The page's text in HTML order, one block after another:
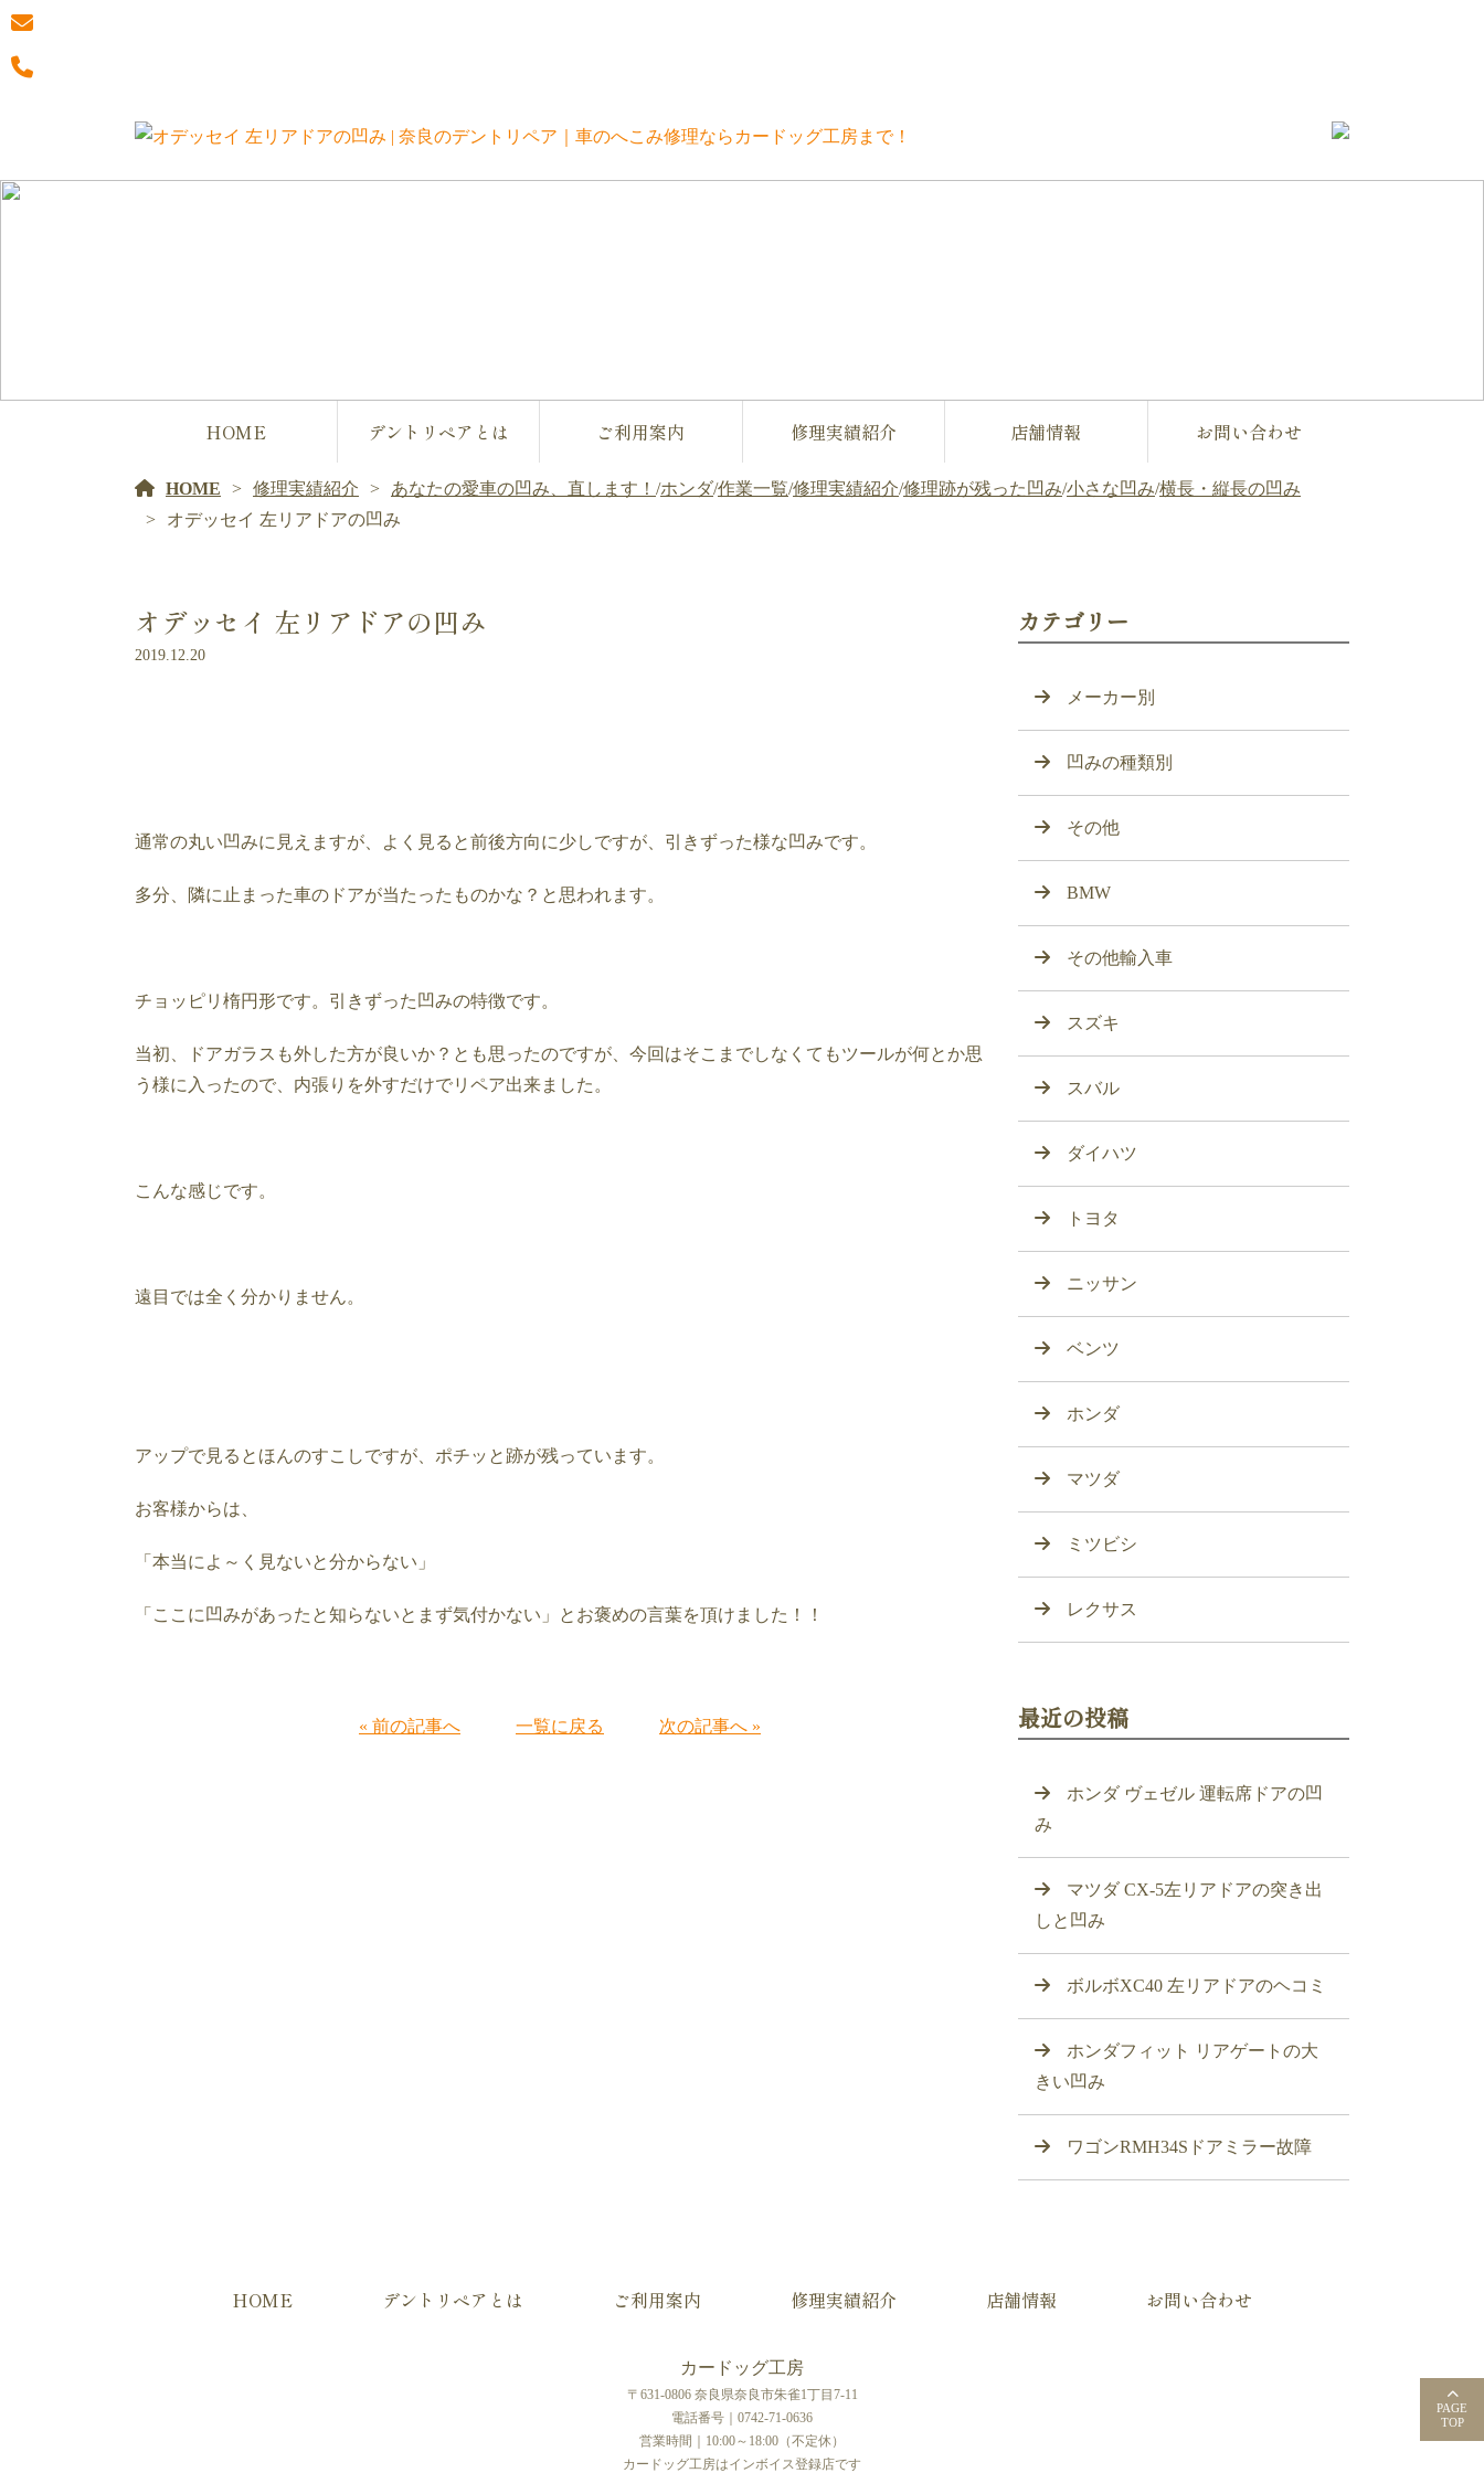
HOME デントリペアとは ご利用案内 修理実績紹介 店舗情報 お問い合わせ
HOME 修理実績紹介 あなたの愛車の凹み、直します！ /ホンダ/作業一覧/修理実績紹介/修理跡が残った凹み/小さな凹み/横長・縦長の凹み
オデッセイ 左リアドアの凹み
オデッセイ 左リアドアの凹み
2019.12.20
通常の丸い凹みに見えますが、よく見ると前後方向に少しですが、引きずった様な凹みです。
多分、隣に止まった車のドアが当たったものかな？と思われます。
チョッピリ楕円形です。引きずった凹みの特徴です。
当初、ドアガラスも外した方が良いか？とも思ったのですが、今回はそこまでしなくてもツールが何とか思
う様に入ったので、内張りを外すだけでリペア出来ました。
こんな感じです。
遠目では全く分かりません。
アップで見るとほんのすこしですが、ポチッと跡が残っています。
お客様からは、
「本当によ～く見ないと分からない」
「ここに凹みがあったと知らないとまず気付かない」とお褒めの言葉を頂けました！！
« 前の記事へ 一覧に戻る 次の記事へ »
カテゴリー
メーカー別
凹みの種類別
その他
BMW
その他輸入車
スズキ
スバル
ダイハツ
トヨタ
ニッサン
ベンツ
ホンダ
マツダ
ミツビシ
レクサス
最近の投稿
ホンダ ヴェゼル 運転席ドアの凹
み
マツダ CX-5左リアドアの突き出
しと凹み
ボルボXC40 左リアドアのヘコミ
ホンダフィット リアゲートの大
きい凹み
ワゴンRMH34Sドアミラー故障
PAGE
TOP
HOME デントリペアとは ご利用案内 修理実績紹介 店舗情報 お問い合わせ
カードッグ工房
〒631-0806 奈良県奈良市朱雀1丁目7-11
電話番号｜0742-71-0636
営業時間｜10:00～18:00（不定休）
カードッグ工房はインボイス登録店です